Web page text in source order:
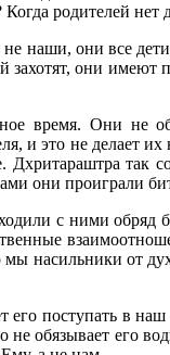
Когда родителей
наши, они все
они
время. Они не
и это не делает
Дхритараштра
они проиграли
с ними обряд
мы насильники от
поступать в
не обязывает его